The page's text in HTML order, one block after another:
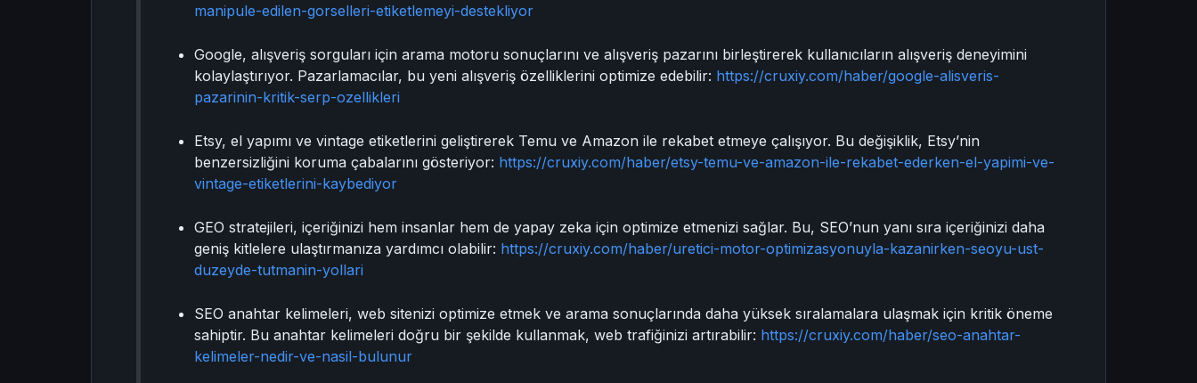
manipule-edilen-gorselleri-etiketlemeyi-destekliyor
Google, alışveriş sorguları için arama motoru sonuçlarını ve alışveriş pazarını birleştirerek kullanıcıların alışveriş deneyimini
kolaylaştırıyor. Pazarlamacılar, bu yeni alışveriş özelliklerini optimize edebilir: https://cruxiy.com/haber/google-alisveris-
pazarinin-kritik-serp-ozellikleri
Etsy, el yapımı ve vintage etiketlerini geliştirerek Temu ve Amazon ile rekabet etmeye çalışıyor. Bu değişiklik, Etsy’nin
benzersizliğini koruma çabalarını gösteriyor: https://cruxiy.com/haber/etsy-temu-ve-amazon-ile-rekabet-ederken-el-yapimi-ve-
vintage-etiketlerini-kaybediyor
GEO stratejileri, içeriğinizi hem insanlar hem de yapay zeka için optimize etmenizi sağlar. Bu, SEO’nun yanı sıra içeriğinizi daha
geniş kitlelere ulaştırmanıza yardımcı olabilir: https://cruxiy.com/haber/uretici-motor-optimizasyonuyla-kazanirken-seoyu-ust-
duzeyde-tutmanin-yollari
SEO anahtar kelimeleri, web sitenizi optimize etmek ve arama sonuçlarında daha yüksek sıralamalara ulaşmak için kritik öneme
sahiptir. Bu anahtar kelimeleri doğru bir şekilde kullanmak, web trafiğinizi artırabilir: https://cruxiy.com/haber/seo-anahtar-
kelimeler-nedir-ve-nasil-bulunur